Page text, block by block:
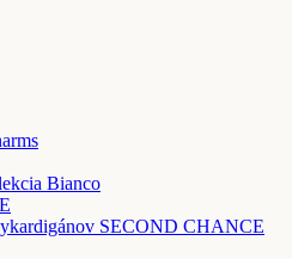
Bianco
SECOND CHANCE